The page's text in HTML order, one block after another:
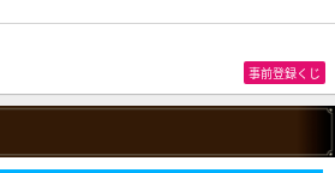
事前登録くじ